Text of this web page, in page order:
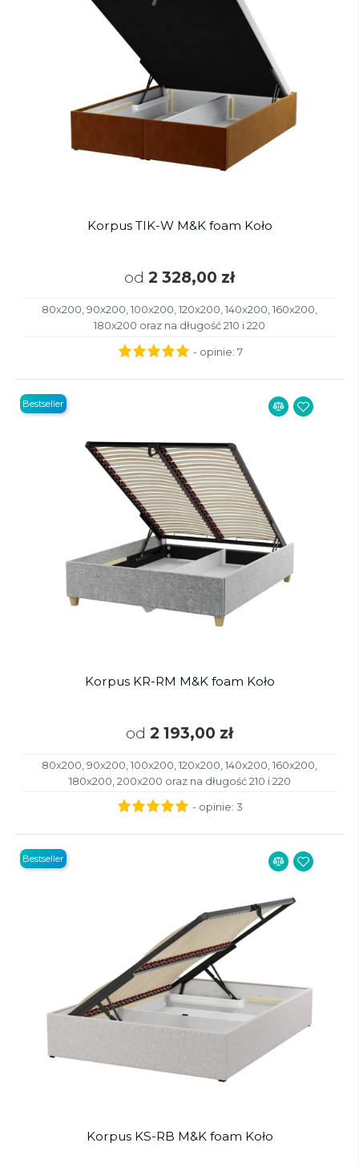
Korpus TIK-W M&K foam Koło
od 2 328,00 zł
80x200, 90x200, 100x200, 120x200, 140x200, 160x200,
180x200 oraz na długość 210 i 220
- opinie: 7
Korpus KR-RM M&K foam Koło
od 2 193,00 zł
80x200, 90x200, 100x200, 120x200, 140x200, 160x200,
180x200, 200x200 oraz na długość 210 i 220
Bestseller
- opinie: 3
Korpus KS-RB M&K foam Koło
Bestseller